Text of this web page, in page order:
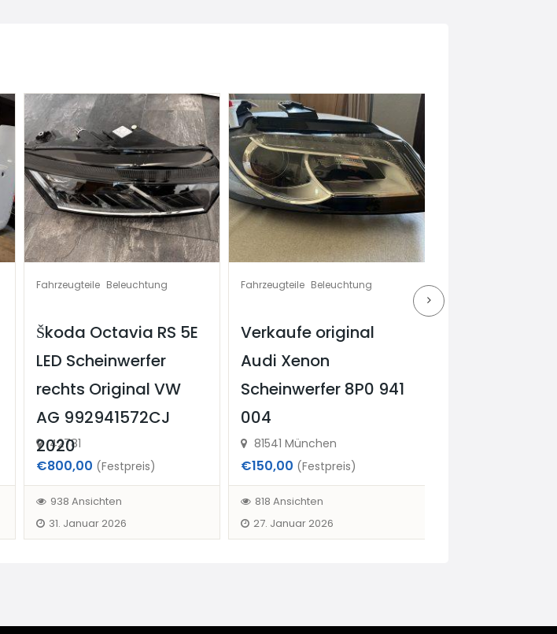
Fahrzeugteile Beleuchtung
Škoda Octavia RS 5E
LED Scheinwerfer
rechts Original VW
AG 992941572CJ
2020
42781
€800,00 (Festpreis)
938 Ansichten
31. Januar 2026
Fahrzeugteile Beleuchtung
Verkaufe original
Audi Xenon
Scheinwerfer 8P0 941
004
81541 München
€150,00 (Festpreis)
818 Ansichten
27. Januar 2026